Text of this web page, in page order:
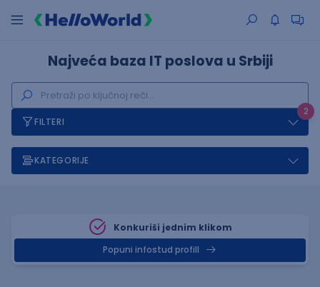
Najveća baza IT poslova u Srbiji
2
FILTERI
KATEGORIJE
Konkuriši jednim klikom
Popuni infostud profill